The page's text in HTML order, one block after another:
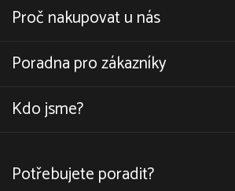
Proč nakupovat u nás
Poradna pro zákazníky
Kdo jsme?
Potřebujete poradit?